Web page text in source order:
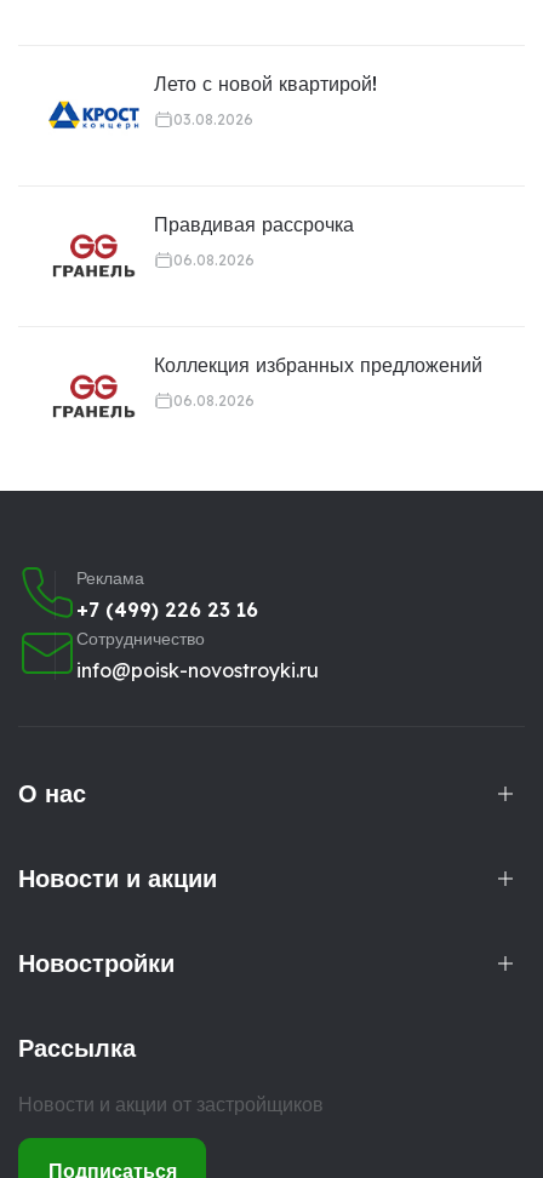
Лето с новой квартирой!
03.08.2026
Правдивая рассрочка
06.08.2026
Коллекция избранных предложений
06.08.2026
Реклама
+7 (499) 226 23 16
Сотрудничество
info@poisk-novostroyki.ru
О нас
Новости и акции
Новостройки
Рассылка
Новости и акции от застройщиков
Подписаться